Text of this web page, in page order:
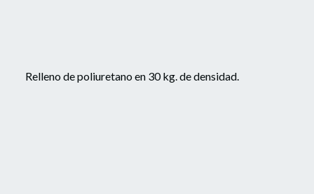
Relleno de poliuretano en 30 kg. de densidad.